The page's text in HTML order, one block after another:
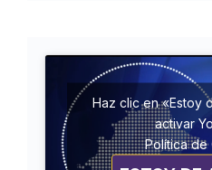
Haz clic en «Estoy
activar
Política de